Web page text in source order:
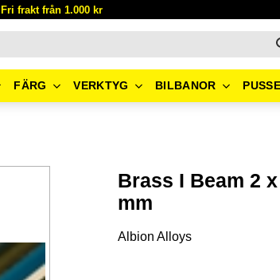
Fri frakt från 1.000 kr
FÄRG VERKTYG BILBANOR
Brass I Beam 2
mm
Albion Alloys